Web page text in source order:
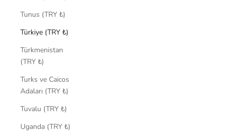
Tunus (TRY ₺)
Türkiye (TRY ₺)
Türkmenistan
(TRY ₺)
Turks ve Caicos
Adaları (TRY ₺)
Tuvalu (TRY ₺)
Uganda (TRY ₺)